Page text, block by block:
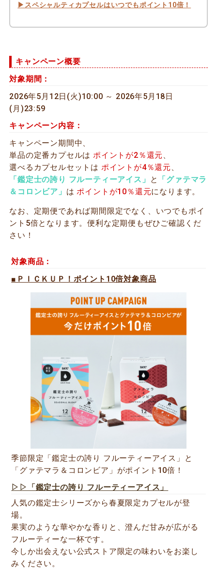
▶スペシャルティカプセルはいつでもポイント10倍！
キャンペーン概要
対象期間：
2026年5月12日(火)10:00 ～ 2026年5月18日
(月)23:59
キャンペーン内容：
キャンペーン期間中、
単品の定番カプセルは ポイントが2％還元 、
選べるカプセルセットは ポイントが4％還元 、
「鑑定士の誇り フルーティーアイス」
と
「グァテマラ
＆コロンビア」 はポイントが10％還元になります。
なお、定期便であれば期間限定でなく、いつでもポイ
ント5倍となります。便利な定期便もぜひご確認くだ
さい！
対象商品：
■ＰＩＣＫＵＰ！ポイント10倍対象商品
季節限定「鑑定士の誇り フルーティーアイス」と
「グァテマラ＆コロンビア」がポイント10倍！
▷▷「鑑定士の誇り フルーティーアイス」
人気の鑑定士シリーズから春夏限定カプセルが登
場。
果実のような華やかな香りと、澄んだ甘みが広がる
フルーティーな一杯です。
今しか出会えない公式ストア限定の味わいをお楽し
みください。